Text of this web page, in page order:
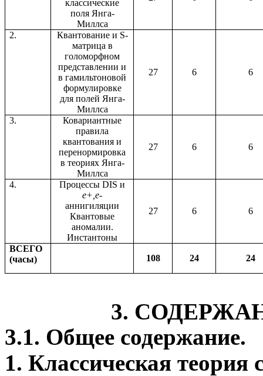
классические
поля Янга-
Миллса
2. Квантование и S-
матрица в
голоморфном
представлении и
в гамильтоновой
формулировке
для полей Янга-
Миллса
27 6 6
3.
Ковариантные
правила
квантования и
перенормировка
в теориях Янга-
Миллса
27 6 6
4.
Процессы DIS и
е+, е-
аннигиляции
Квантовые
аномалии.
Инстантоны
27 6 6
ВСЕГО
(часы)
108 24 24
3.
3.1. Общее содержание.
1. Классическая теория